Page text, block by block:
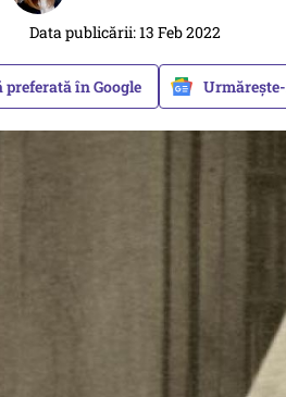
Data publicării: 13 Feb 2022
în Google Urmărește-